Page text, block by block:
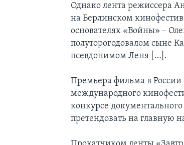
Однако лента режиссера
на Берлинском
основателях «Войны» –
полуторогодовалом сыне
псевдонимом Леня […].
Премьера фильма в России
международного
конкурсе
претендовать на главную